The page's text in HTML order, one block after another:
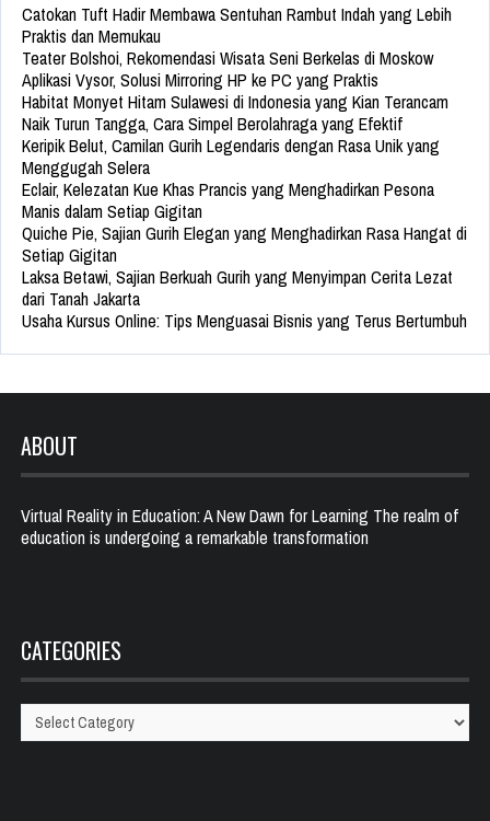
Catokan Tuft Hadir Membawa Sentuhan Rambut Indah yang Lebih
Praktis dan Memukau
Teater Bolshoi, Rekomendasi Wisata Seni Berkelas di Moskow
Aplikasi Vysor, Solusi Mirroring HP ke PC yang Praktis
Habitat Monyet Hitam Sulawesi di Indonesia yang Kian Terancam
Naik Turun Tangga, Cara Simpel Berolahraga yang Efektif
Keripik Belut, Camilan Gurih Legendaris dengan Rasa Unik yang
Menggugah Selera
Eclair, Kelezatan Kue Khas Prancis yang Menghadirkan Pesona
Manis dalam Setiap Gigitan
Quiche Pie, Sajian Gurih Elegan yang Menghadirkan Rasa Hangat di
Setiap Gigitan
Laksa Betawi, Sajian Berkuah Gurih yang Menyimpan Cerita Lezat
dari Tanah Jakarta
Usaha Kursus Online: Tips Menguasai Bisnis yang Terus Bertumbuh
ABOUT
Virtual Reality in Education: A New Dawn for Learning The realm of
education is undergoing a remarkable transformation
CATEGORIES
Categories